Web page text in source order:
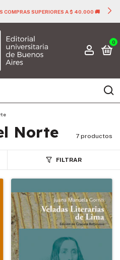
COMPRAS SUPERIORES A $ 40.000 🚚
0
Norte 7 productos
FILTRAR